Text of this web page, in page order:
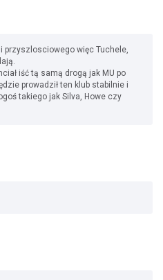
przyszlosciowego więc Tuchele,
iść tą samą drogą jak MU po
prowadził ten klub stabilnie i
takiego jak Silva, Howe czy